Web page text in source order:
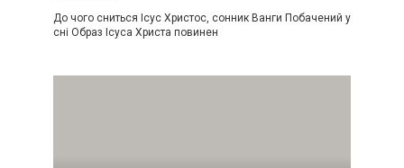
До чого сниться Ісус Христос, сонник Ванги Побачений у
сні Образ Ісуса Христа повинен